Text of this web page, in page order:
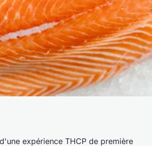
expérience THCP de première